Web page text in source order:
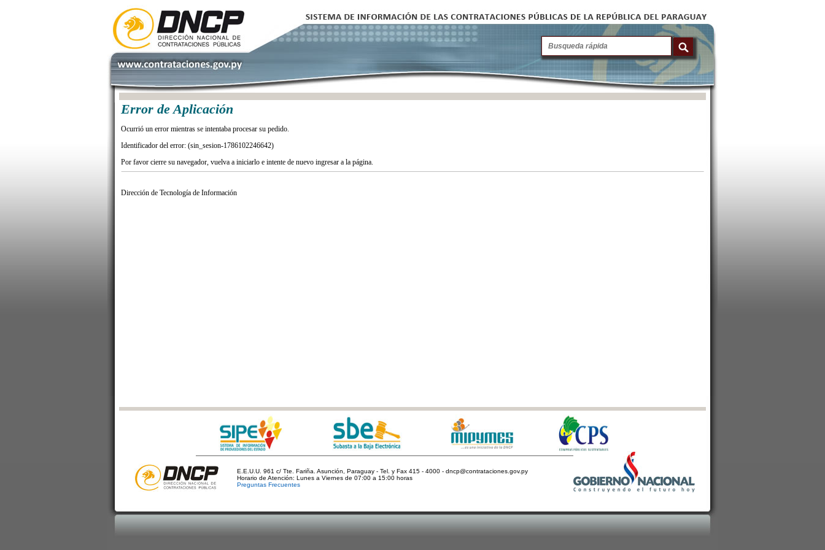
Error de Aplicación
Ocurrió un error mientras se intentaba procesar su pedido.
Identificador del error: (sin_sesion-1786102246642)
Por favor cierre su navegador, vuelva a iniciarlo e intente de nuevo ingresar a la página.
Dirección de Tecnología de Información
E.E.U.U. 961 c/ Tte. Fariña. Asunción, Paraguay - Tel. y Fax 415 - 4000 - dncp@contrataciones.gov.py
Horario de Atención: Lunes a Viernes de 07:00 a 15:00 horas
Preguntas Frecuentes